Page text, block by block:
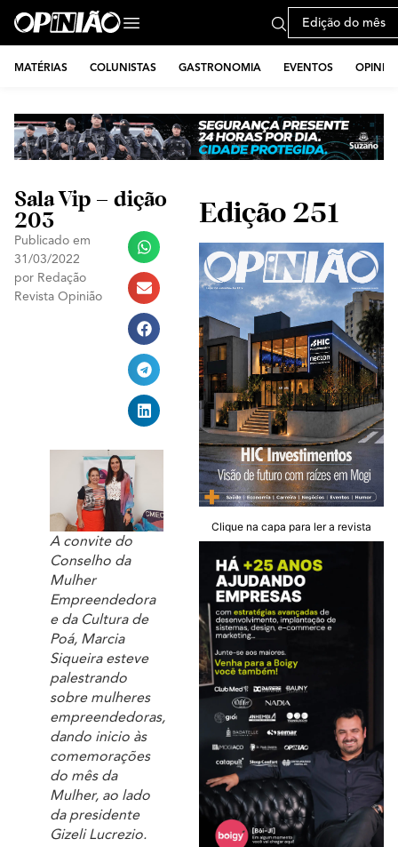
Edição do mês
MATÉRIAS COLUNISTAS GASTRONOMIA EVENTOS
Sala Vip – dição
203
Publicado em
31/03/2022
por Redação
Revista Opinião
A convite do
Conselho da
Mulher
Empreendedora
e da Cultura de
Poá, Marcia
Siqueira esteve
palestrando
sobre mulheres
empreendedoras,
dando inicio às
comemorações
do mês da
Mulher, ao lado
da presidente
Gizeli Lucrezio.
Edição 251
Clique na capa para ler a revista